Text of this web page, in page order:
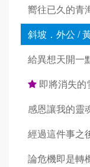
嚮往已久的青
斜坡．外公 /
給異想天開一
即將消失的
感恩讓我的靈
經過這件事之
論危機即是轉